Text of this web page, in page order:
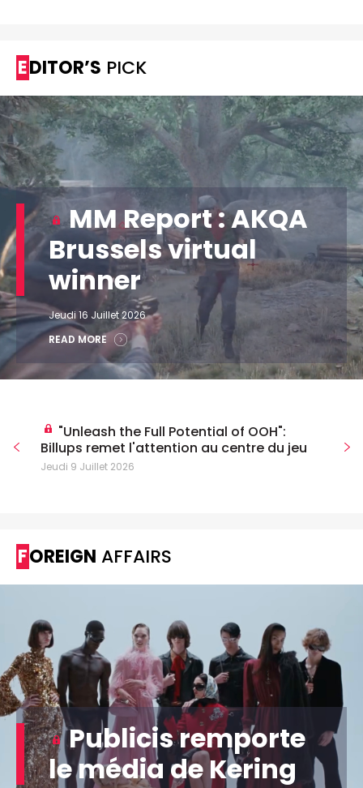
EDITOR’S PICK
MM Report : AKQA
Brussels virtual
winner
Jeudi 16 Juillet 2026
READ MORE
"Unleash the Full Potential of OOH":
Billups remet l'attention au centre du jeu
Jeudi 9 Juillet 2026
FOREIGN AFFAIRS
Publicis remporte
le média de Kering